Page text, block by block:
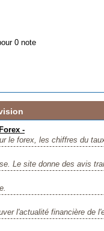
0 note
-
le forex, les chiffres du
Le site donne des avis
l'actualité financière de